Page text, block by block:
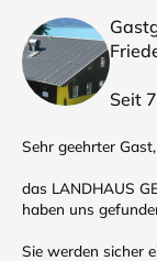
Seit
Sehr geehrter Gast,
das LANDHAUS
haben uns
Sie werden sicher